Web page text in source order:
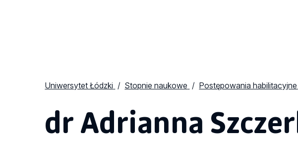
Uniwersytet Łódzki Stopnie naukowe Postępowania habilitacyjne
dr Adrianna